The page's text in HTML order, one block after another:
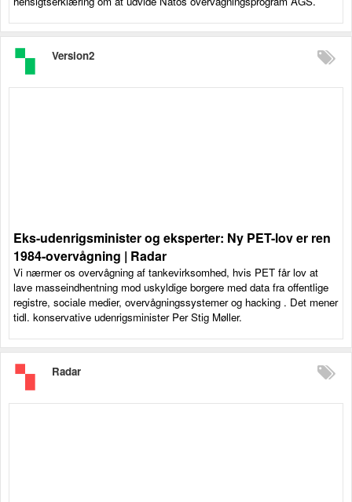
Version2
Eks-udenrigsminister og eksperter: Ny PET-lov er ren
1984-overvågning | Radar
Vi nærmer os overvågning af tankevirksomhed, hvis PET får lov at
lave masseindhentning mod uskyldige borgere med data fra offentlige
registre, sociale medier, overvågningssystemer og hacking . Det mener
tidl. konservative udenrigsminister Per Stig Møller.
Radar